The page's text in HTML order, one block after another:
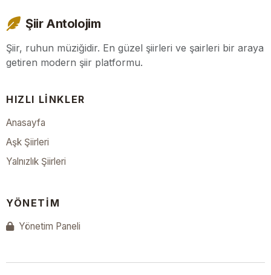
Şiir Antolojim
Şiir, ruhun müziğidir. En güzel şiirleri ve şairleri bir araya
getiren modern şiir platformu.
HIZLI LINKLER
Anasayfa
Aşk Şiirleri
Yalnızlık Şiirleri
YÖNETIM
Yönetim Paneli